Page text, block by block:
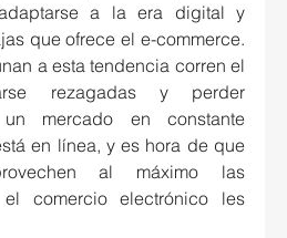
a la era digital y
que ofrece el e-commerce.
a esta tendencia corren el
rezagadas y perder
mercado en constante
en línea, y es hora de que
al máximo las
comercio electrónico les